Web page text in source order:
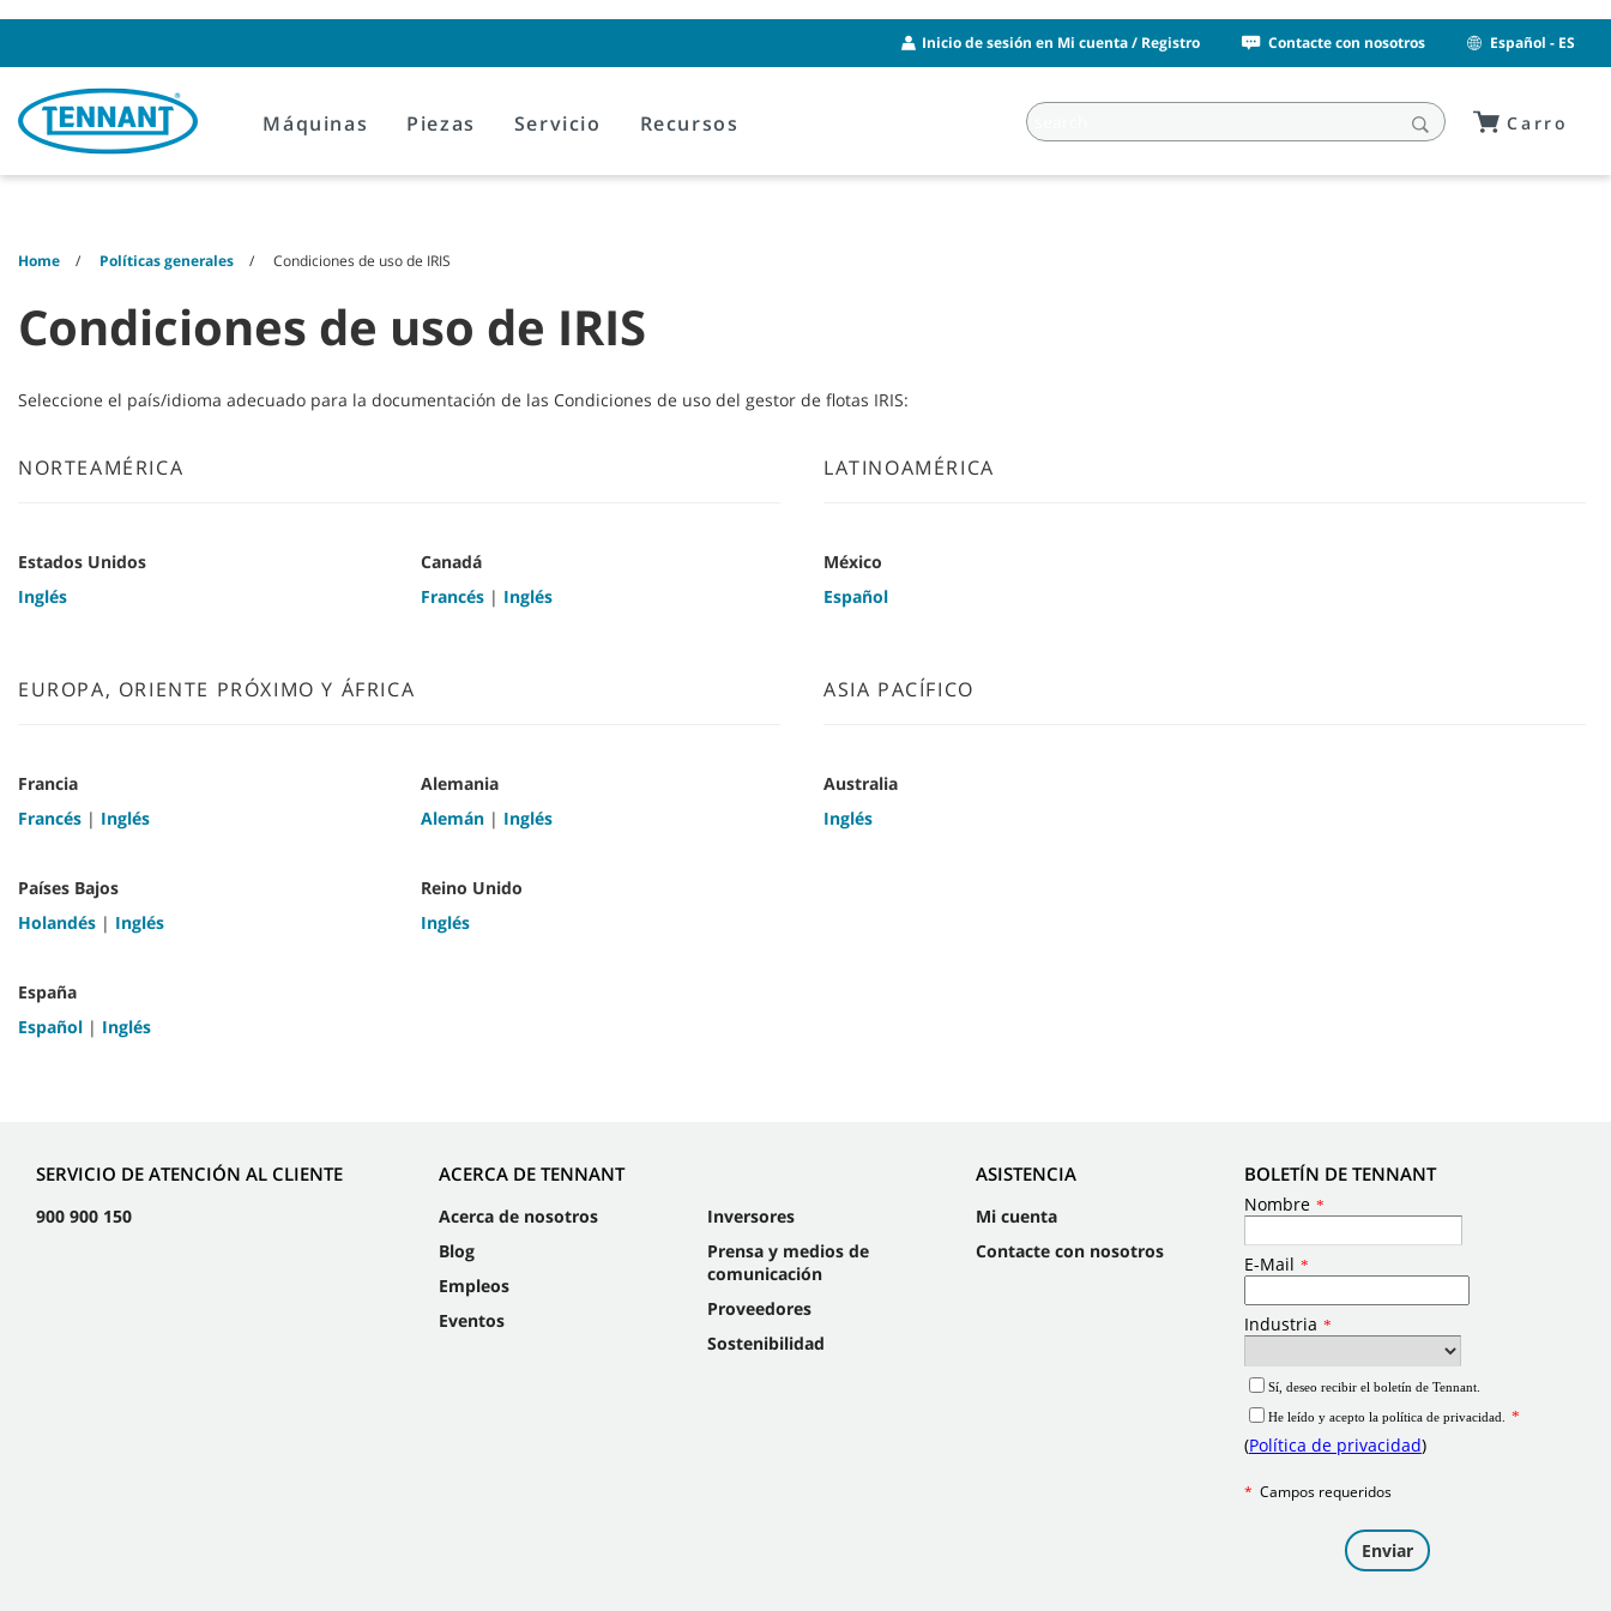
Inicio de sesión en Mi cuenta / Registro Contacte con nosotros Español - ES
Máquinas Piezas Servicio Recursos Carro
Home Políticas generales Condiciones de uso de IRIS
Condiciones de uso de IRIS
Seleccione el país/idioma adecuado para la documentación de las Condiciones de uso del gestor de flotas IRIS:
NORTEAMÉRICA
Estados Unidos
Inglés
Canadá
Francés | Inglés
LATINOAMÉRICA
México
Español
EUROPA, ORIENTE PRÓXIMO Y ÁFRICA
Francia
Francés | Inglés
Países Bajos
Holandés | Inglés
España
Español | Inglés
Alemania
Alemán | Inglés
Reino Unido
Inglés
ASIA PACÍFICO
Australia
Inglés
SERVICIO DE ATENCIÓN AL CLIENTE
900 900 150
ACERCA DE TENNANT
Acerca de nosotros
Blog
Empleos
Eventos
Inversores
Prensa y medios de
comunicación
Proveedores
Sostenibilidad
ASISTENCIA
Mi cuenta
Contacte con nosotros
BOLETÍN DE TENNANT